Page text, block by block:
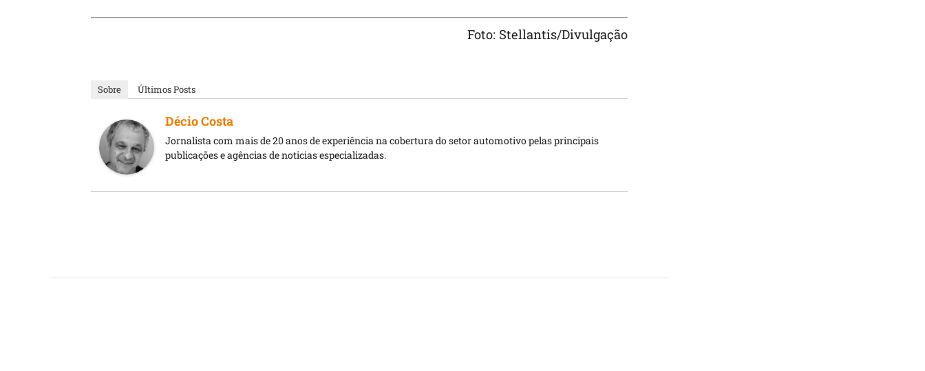
Foto: Stellantis/Divulgação
Sobre Últimos Posts
Décio Costa
Jornalista com mais de 20 anos de experiência na cobertura do setor automotivo pelas principais
publicações e agências de noticias especializadas.